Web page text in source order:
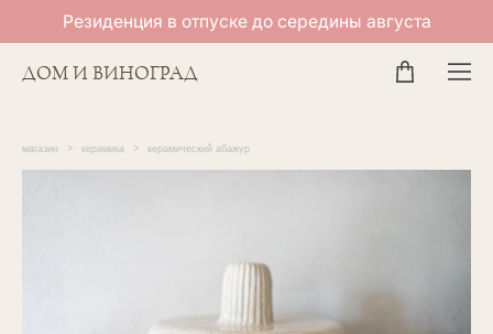
Резиденция в отпуске до середины августа
ДОМ И ВИНОГРАД
магазин > керамика > керамический абажур